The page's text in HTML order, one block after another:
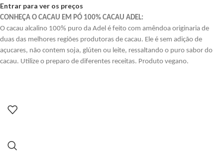
Entrar para ver os preços
CONHEÇA O CACAU EM PÓ 100% CACAU ADEL:
O cacau alcalino 100% puro da Adel é feito com amêndoa originaria de
duas das melhores regiões produtoras de cacau. Ele é sem adição de
açucares, não contem soja, glúten ou leite, ressaltando o puro sabor do
cacau. Utilize o preparo de diferentes receitas. Produto vegano.